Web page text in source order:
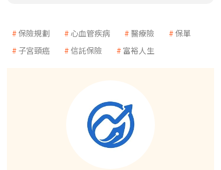
保險規劃 心血管疾病 醫療險
保單
子宮頸癌
信託保險 富裕人生